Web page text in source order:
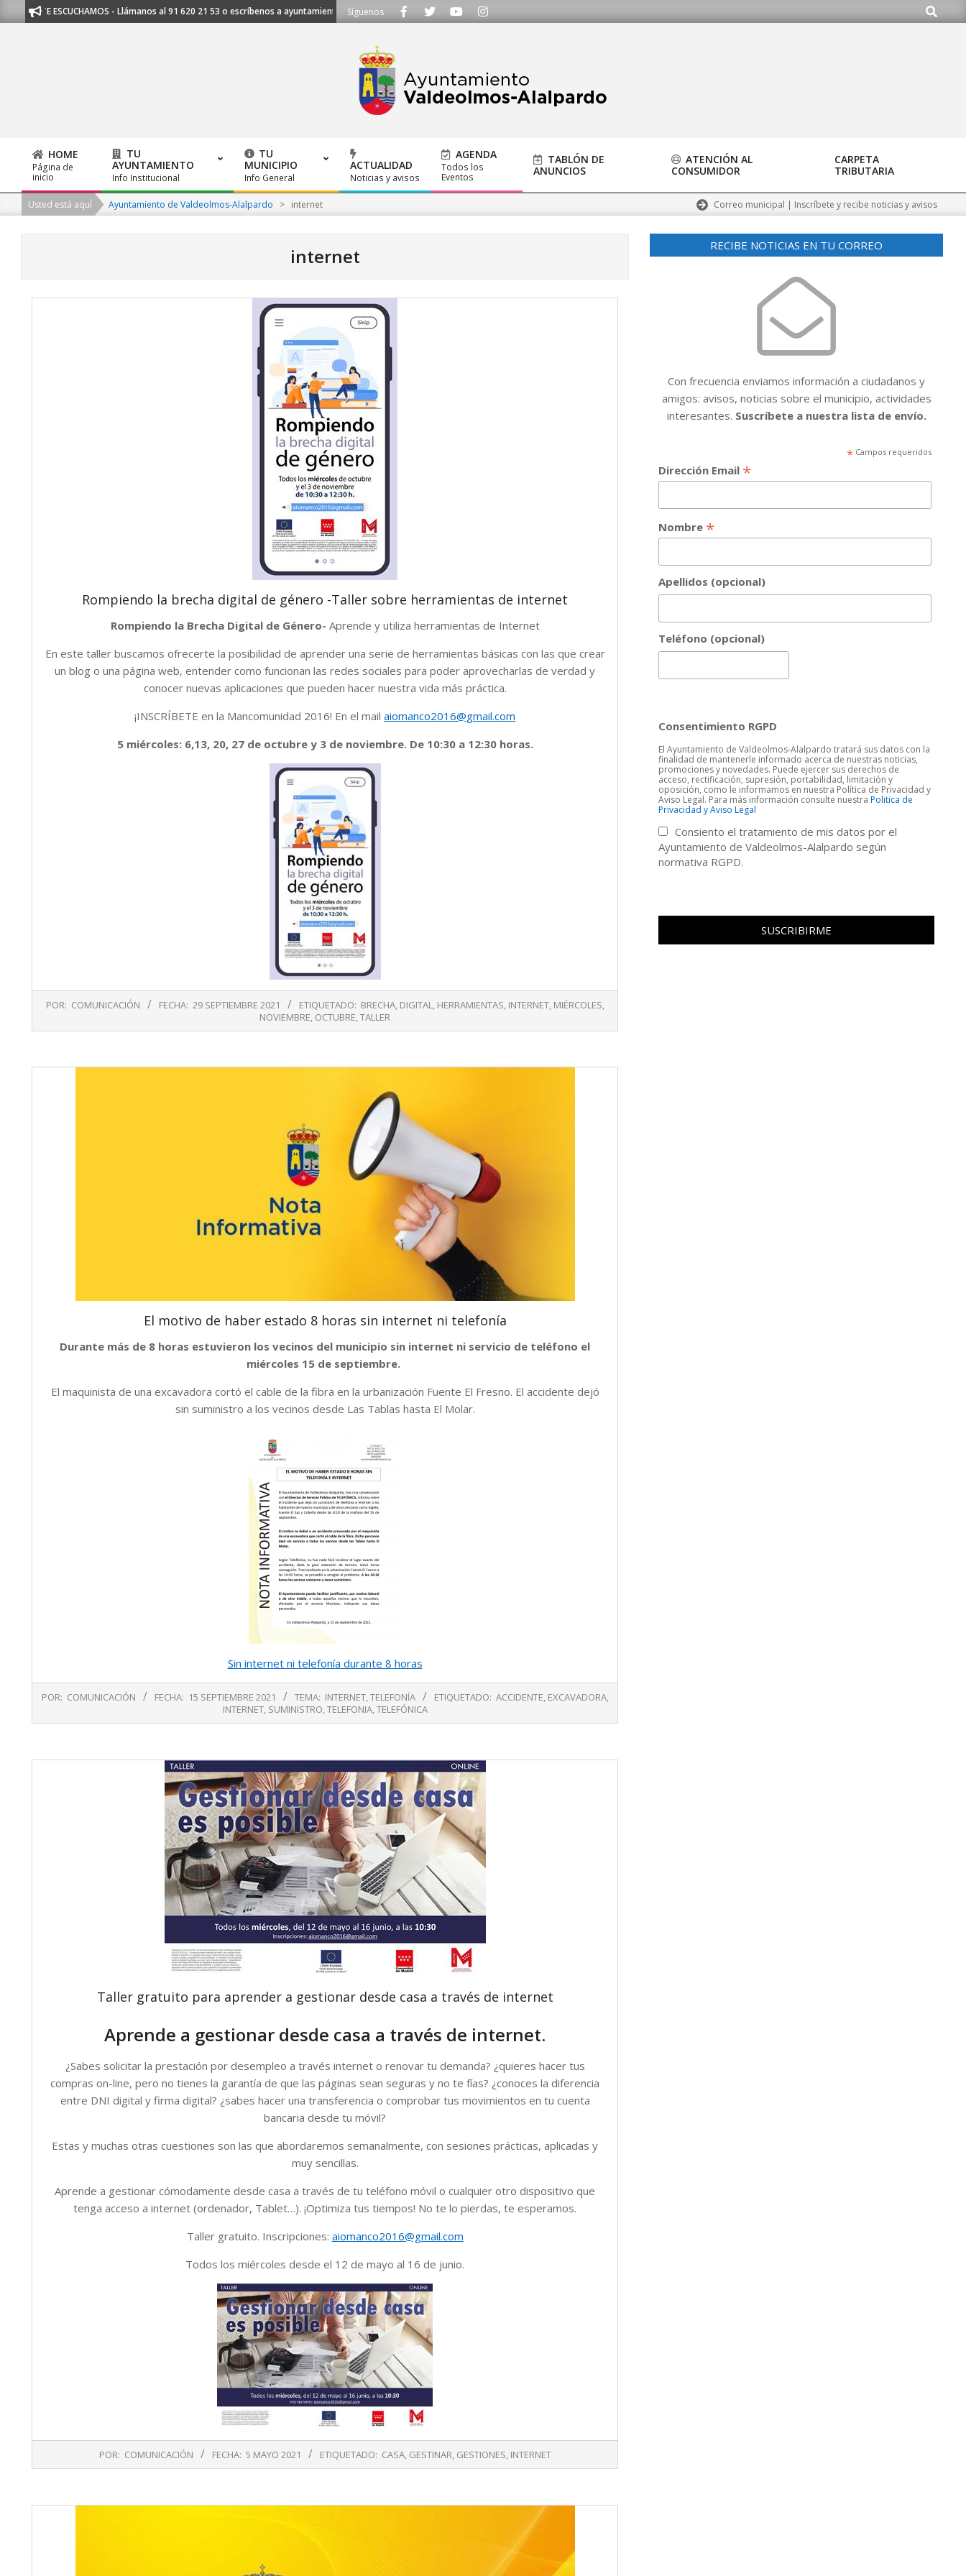
to
TE ESCUCHAMOS - Llámanos al 91 620 21 53 o escríbenos a ayuntamiento@alalpardo.org TE ESCUCHAMOS - Llámanos al 91 620 21 53 o escríbenos a ayuntamiento@alalpardo.org
Síguenos Buscar
Primary
Navigation
Menu
HOME
Página de
inicio
TU
AYUNTAMIENTO
Info Institucional
TU
MUNICIPIO
Info General
ACTUALIDAD
Noticias y avisos
AGENDA
Todos los
Eventos
TABLÓN DE
ANUNCIOS
ATENCIÓN AL
CONSUMIDOR
CARPETA
TRIBUTARIA
Usted está aquí Ayuntamiento de Valdeolmos-Alalpardo > internet Correo municipal | Inscríbete y recibe noticias y avisos
internet
Rompiendo la brecha digital de género -Taller sobre herramientas de internet
Rompiendo la Brecha Digital de Género- Aprende y utiliza herramientas de Internet
En este taller buscamos ofrecerte la posibilidad de aprender una serie de herramientas básicas con las que crear
un blog o una página web, entender como funcionan las redes sociales para poder aprovecharlas de verdad y
conocer nuevas aplicaciones que pueden hacer nuestra vida más práctica.
¡INSCRÍBETE en la Mancomunidad 2016! En el mail aiomanco2016@gmail.com
5 miércoles: 6,13, 20, 27 de octubre y 3 de noviembre. De 10:30 a 12:30 horas.
09-
29
POR: COMUNICACIÓN FECHA: 29 SEPTIEMBRE 2021 ETIQUETADO: BRECHA, DIGITAL, HERRAMIENTAS, INTERNET, MIÉRCOLES,
NOVIEMBRE, OCTUBRE,TALLER
El motivo de haber estado 8 horas sin internet ni telefonía
Durante más de 8 horas estuvieron los vecinos del municipio sin internet ni servicio de teléfono el
miércoles 15 de septiembre.
El maquinista de una excavadora cortó el cable de la fibra en la urbanización Fuente El Fresno. El accidente dejó
sin suministro a los vecinos desde Las Tablas hasta El Molar.
Sin internet ni telefonía durante 8 horas
09-
15
POR: COMUNICACIÓN FECHA: 15 SEPTIEMBRE 2021 TEMA: INTERNET,TELEFONÍA ETIQUETADO: ACCIDENTE, EXCAVADORA,
INTERNET, SUMINISTRO,TELEFONIA,TELEFÓNICA
Taller gratuito para aprender a gestionar desde casa a través de internet
Aprende a gestionar desde casa a través de internet.
¿Sabes solicitar la prestación por desempleo a través internet o renovar tu demanda? ¿quieres hacer tus
compras on-line, pero no tienes la garantía de que las páginas sean seguras y no te fías? ¿conoces la diferencia
entre DNI digital y firma digital? ¿sabes hacer una transferencia o comprobar tus movimientos en tu cuenta
bancaria desde tu móvil?
Estas y muchas otras cuestiones son las que abordaremos semanalmente, con sesiones prácticas, aplicadas y
muy sencillas.
Aprende a gestionar cómodamente desde casa a través de tu teléfono móvil o cualquier otro dispositivo que
tenga acceso a internet (ordenador, Tablet…). ¡Optimiza tus tiempos! No te lo pierdas, te esperamos.
Taller gratuito. Inscripciones: aiomanco2016@gmail.com
Todos los miércoles desde el 12 de mayo al 16 de junio.
POR: COMUNICACIÓN FECHA: 5 MAYO 2021 ETIQUETADO: CASA, GESTINAR, GESTIONES, INTERNET
RECIBE NOTICIAS EN TU CORREO
Con frecuencia enviamos información a ciudadanos y
amigos: avisos, noticias sobre el municipio, actividades
interesantes. Suscríbete a nuestra lista de envío.
* Campos requeridos
Dirección Email *
Nombre *
Apellidos (opcional)
Teléfono (opcional)
Consentimiento RGPD
El Ayuntamiento de Valdeolmos-Alalpardo tratará sus datos con la
finalidad de mantenerle informado acerca de nuestras noticias,
promociones y novedades. Puede ejercer sus derechos de
acceso, rectificación, supresión, portabilidad, limitación y
oposición, como le informamos en nuestra Política de Privacidad y
Aviso Legal. Para más información consulte nuestraPolitica de
Privacidad y Aviso Legal
Consiento el tratamiento de mis datos por el
Ayuntamiento de Valdeolmos-Alalpardo según
normativa RGPD.